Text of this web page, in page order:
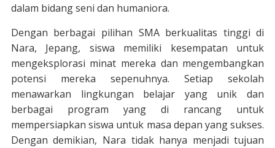
dalam bidang seni dan humaniora.
Dengan berbagai pilihan SMA berkualitas tinggi di
Nara, Jepang, siswa memiliki kesempatan untuk
mengeksplorasi minat mereka dan mengembangkan
potensi mereka sepenuhnya. Setiap sekolah
menawarkan lingkungan belajar yang unik dan
berbagai program yang di rancang untuk
mempersiapkan siswa untuk masa depan yang sukses.
Dengan demikian, Nara tidak hanya menjadi tujuan